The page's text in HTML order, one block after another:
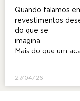
Quando falamos
revestimentos
do que se
Mais do que um
27/04/26